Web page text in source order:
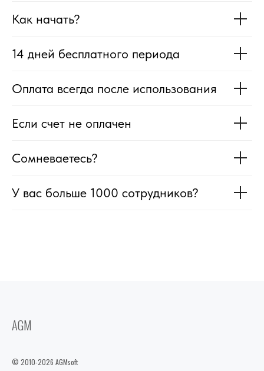
Как начать?
14 дней бесплатного периода
Оплата всегда после использования
Если счет не оплачен
Сомневаетесь?
У вас больше 1000 сотрудников?
AGM
© 2010-2026 AGMsoft